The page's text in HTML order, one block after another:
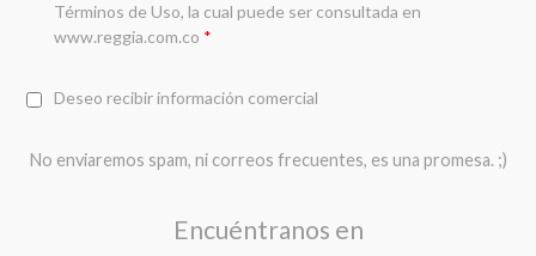
Términos de Uso, la cual puede ser consultada en
www.reggia.com.co *
Deseo recibir información comercial
No enviaremos spam, ni correos frecuentes, es una promesa. ;)
Encuéntranos en